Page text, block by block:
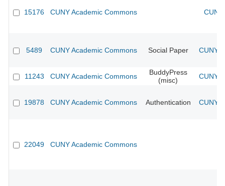
15176 CUNY Academic Commons
5489 CUNY Academic Commons Social Paper CUNY
11243 CUNY Academic Commons
BuddyPress
(misc)
CUNY
19878 CUNY Academic Commons Authentication CUNY
22049 CUNY Academic Commons